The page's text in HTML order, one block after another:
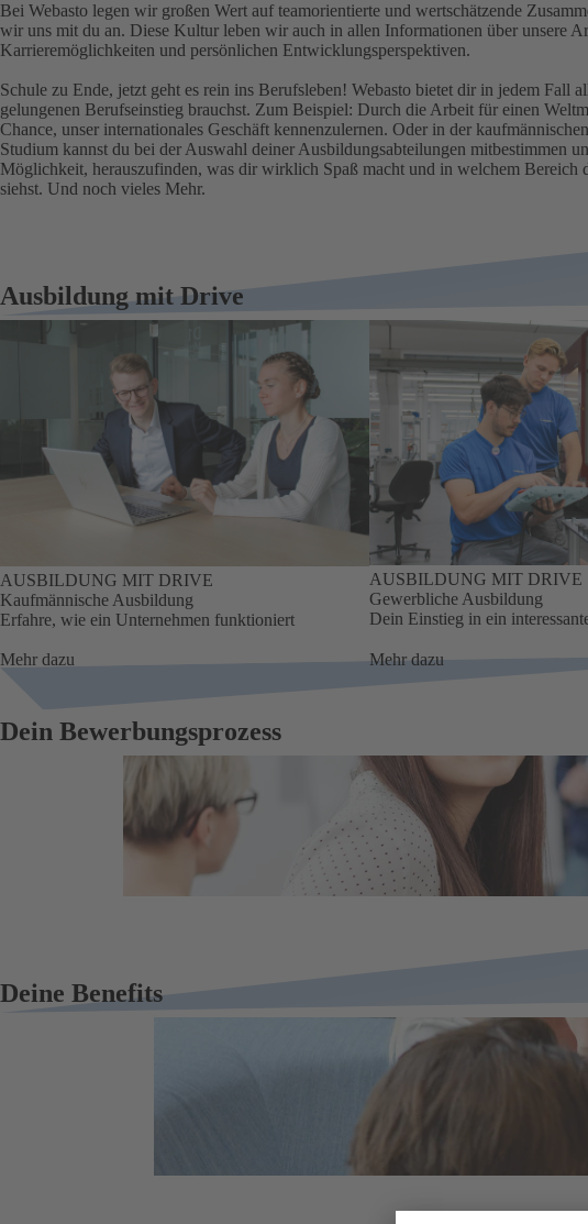
Bei Webasto legen wir großen Wert auf teamorientierte und wertschätzende
wir uns mit du an. Diese Kultur leben wir auch in allen Informationen über unsere
Karrieremöglichkeiten und persönlichen Entwicklungsperspektiven.
Schule zu Ende, jetzt geht es rein ins Berufsleben! Webasto bietet dir in jedem Fall
gelungenen Berufseinstieg brauchst. Zum Beispiel: Durch die Arbeit für einen
Chance, unser internationales Geschäft kennenzulernen. Oder in der
Studium kannst du bei der Auswahl deiner Ausbildungsabteilungen mitbestimmen
Möglichkeit, herauszufinden, was dir wirklich Spaß macht und in welchem Bereich
siehst. Und noch vieles Mehr.
Ausbildung mit Drive
AUSBILDUNG MIT DRIVE
Kaufmännische Ausbildung
Erfahre, wie ein Unternehmen funktioniert
Mehr dazu
AUSBILDUNG MIT DRIVE
Gewerbliche Ausbildung
Dein Einstieg in ein
Mehr dazu
Dein Bewerbungsprozess
Deine Benefits